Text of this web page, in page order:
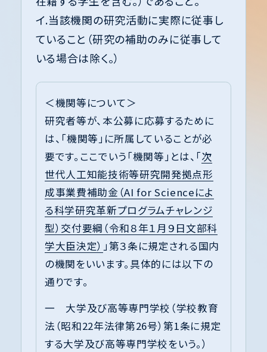
イ.当該機関の研究活動に実際に従事し
ていること（研究の補助のみに従事して
いる場合は除く。）
＜機関等について＞
研究者等が、本公募に応募するために
は、「機関等」に所属していることが必
要です。ここでいう「機関等」とは、「次
世代人工知能技術等研究開発拠点形
成事業費補助金（AI for Scienceによ
る科学研究革新プログラムチャレンジ
型）交付要綱（令和８年１月９日文部科
学大臣決定） 」第３条に規定される国内
の機関をいいます。具体的には以下の
通りです。
一 大学及び高等専門学校（学校教育
法（昭和22年法律第26号）第1条に規定
する大学及び高等専門学校をいう。）